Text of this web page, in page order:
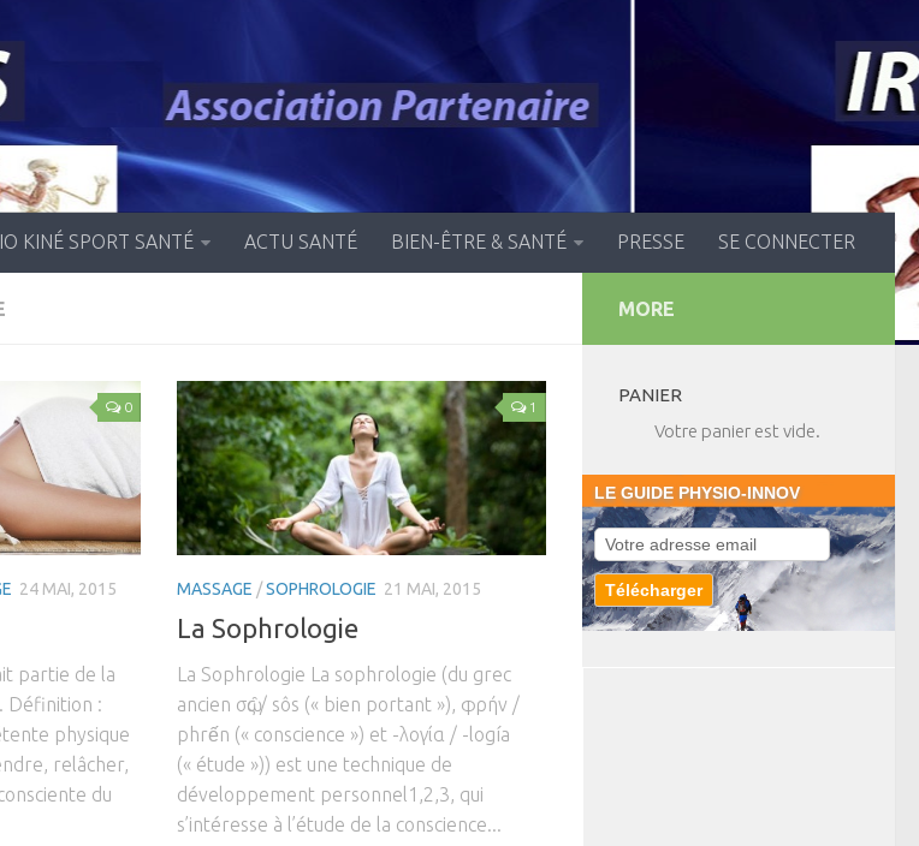
KINÉ SPORT SANTÉ ACTU SANTÉ BIEN-ÊTRE & SANTÉ PRESSE SE CONNECTER
0
24 MAI, 2015
partie de la
Définition :
physique
relâcher,
du
1
MASSAGE /SOPHROLOGIE 21 MAI, 2015
La Sophrologie
La Sophrologie La sophrologie (du grec
ancien σῶς / sôs (« bien portant »), φρήν /
phrến (« conscience ») et -λογία / -logía
(« étude »)) est une technique de
développement personnel1,2,3, qui
s’intéresse à l’étude de la conscience...
MORE
PANIER
Votre panier est vide.
LE GUIDE PHYSIO-INNOV